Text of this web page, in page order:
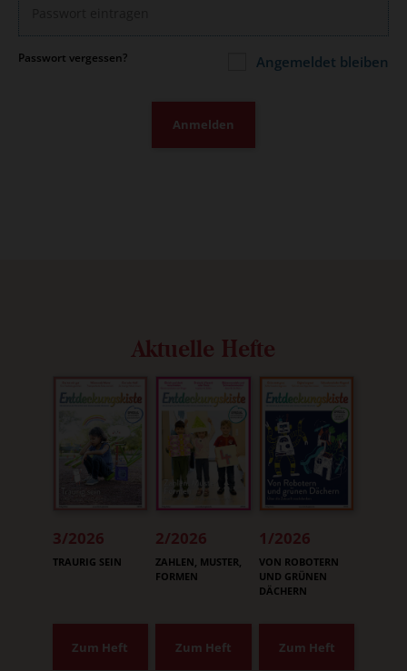
Passwort vergessen? Angemeldet bleiben
Anmelden
Aktuelle Hefte
3/2026
:
TRAURIG SEIN
Zum Heft
2/2026
:
ZAHLEN, MUSTER,
FORMEN
Zum Heft
1/2026
:
VON ROBOTERN
UND GRÜNEN
DÄCHERN
Zum Heft